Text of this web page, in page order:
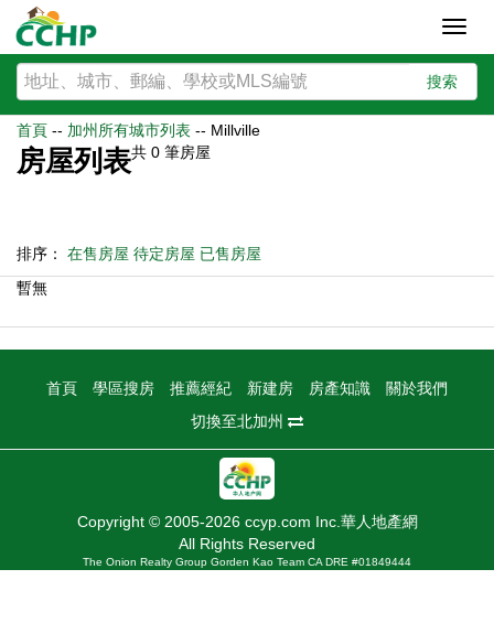
搜索
首頁 -- 加州所有城市列表 -- Millville
房屋列表共 0 筆房屋
排序： 在售房屋 待定房屋 已售房屋
暫無
首頁 學區搜房 推薦經紀 新建房 房產知識
關於我們
切換至北加州
Copyright © 2005-2026 ccyp.com Inc.華人地產網
All Rights Reserved
The Onion Realty Group Gorden Kao Team CA DRE #01849444